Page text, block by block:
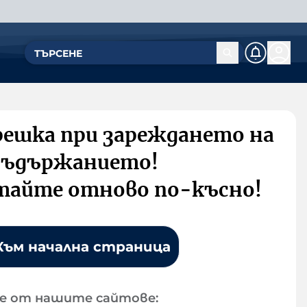
при зареждането на
отново по-късно!
начална страница
от нашите сайтове: